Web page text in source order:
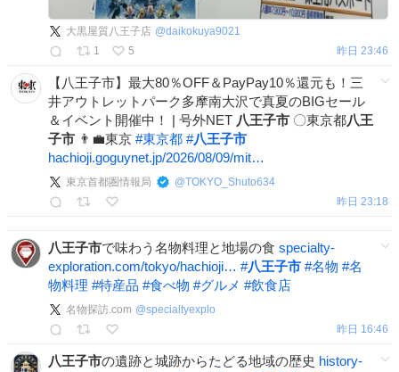
大黒屋質八王子店 @daikokuya9021
1
5 昨日 23:46
【八王子市】最大80％OFF＆PayPay10％還元も！三
井アウトレットパーク多摩南大沢で真夏のBIGセール
＆イベント開催中！ | 号外NET 八王子市 〇東京都八王
子市 👨‍💼東京 #東京都 #八王子市
hachioji.goguynet.jp/2026/08/09/mit…
東京首都圏情報局 @TOKYO_Shuto634
昨日 23:18
八王子市で味わう名物料理と地場の食 specialty-
exploration.com/tokyo/hachioji… #八王子市 #名物 #名
物料理 #特産品 #食べ物 #グルメ #飲食店
名物探訪.com @specialtyexplo
昨日 16:46
八王子市の遺跡と城跡からたどる地域の歴史 history-